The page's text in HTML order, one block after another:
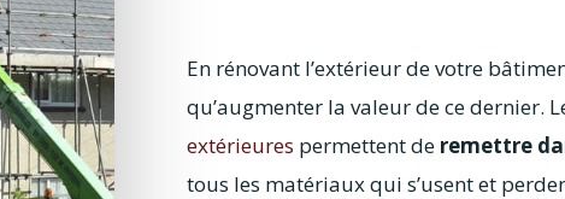
En rénovant l’extérieur de votre
qu’augmenter la valeur de ce dernier.
extérieures permettent de remettre
tous les matériaux qui s’usent et